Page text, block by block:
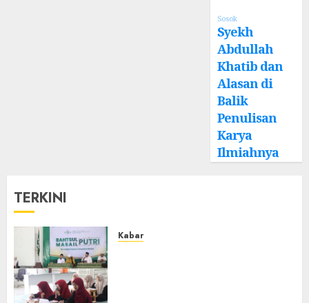
Sosok
Syekh
Abdullah
Khatib dan
Alasan di
Balik
Penulisan
Karya
Ilmiahnya
TERKINI
Kabar